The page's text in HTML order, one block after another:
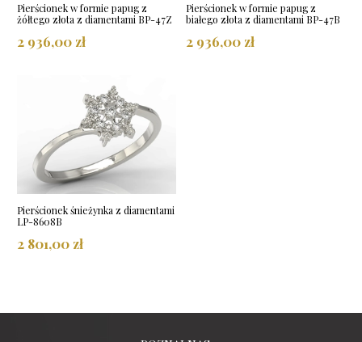
Pierścionek w formie papug z
żółtego złota z diamentami BP-47Z
2 936,00 zł
Pierścionek w formie papug z
białego złota z diamentami BP-47B
2 936,00 zł
Pierścionek śnieżynka z diamentami
LP-8608B
2 801,00 zł